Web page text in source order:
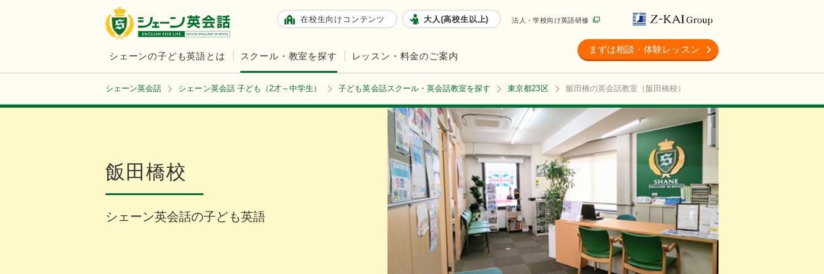
在校生向けコンテンツ 大人(高校生以上) 法人・学校向け英語研修
シェーンの子ども英語とは スクール・教室を探す レッスン・料金のご案内
まずは相談・体験レッスン
シェーン英会話 シェーン英会話 子ども（2才～中学生） 子ども英会話スクール・英会話教室を探す 東京都23区 飯田橋の英会話教室（飯田橋校）
シェーン英会話の子ども英語
飯田橋校